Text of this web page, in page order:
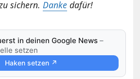
sichern.Danke dafür!
in deinen Google News –
setzen
Haken setzen ↗